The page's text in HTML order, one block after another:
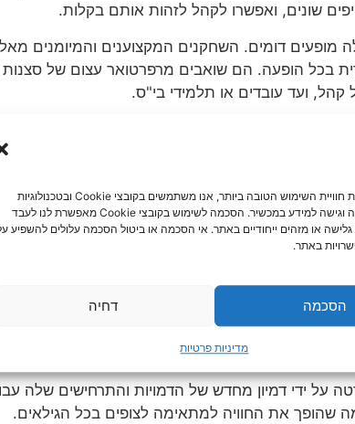
כדי להעניק לכם את חוויית השימוש הטובה ביותר, אנו משתמשים בקובצי Cookie ובטכנולוגיות
דומות לצורך שמירה וגישה למידע במכשיר. הסכמה לשימוש בקובצי Cookie מאפשרת לנו לעבד
גלישה או מזהים ייחודיים באתר. אי הסכמה או ביטול הסכמה עלולים להשפיע
באתר.
הסכמה דחיה
מדיניות פרטיות
שונים, ואפשרו לקהל לזהות אותם בקלות.
מופעים דומים. השחקנים המקצוענים והמיומנים
בכל הופעה. הם שואבים מרפרטואר עצום של
קהל, ועד עובדים או תלמידי בי"ס.
אימפרוביזציה. לשחקנים יש יכולת יוצאת דופן
שילוב תגובותיהם והצעותיהם בהופעה. "תיאטרון
שלהם.
ארטה
בסלון" להסתגל לחללי הופעה שונים. מחדרי מגורים
באביזרים, מוזיקה ובמחוות גופניות כדי להעביר
על ידי דמיון מחדש של הדמויות והתרחישים שלה
שהופך את החוויה למתאימה לצופים בכל הגילאים.